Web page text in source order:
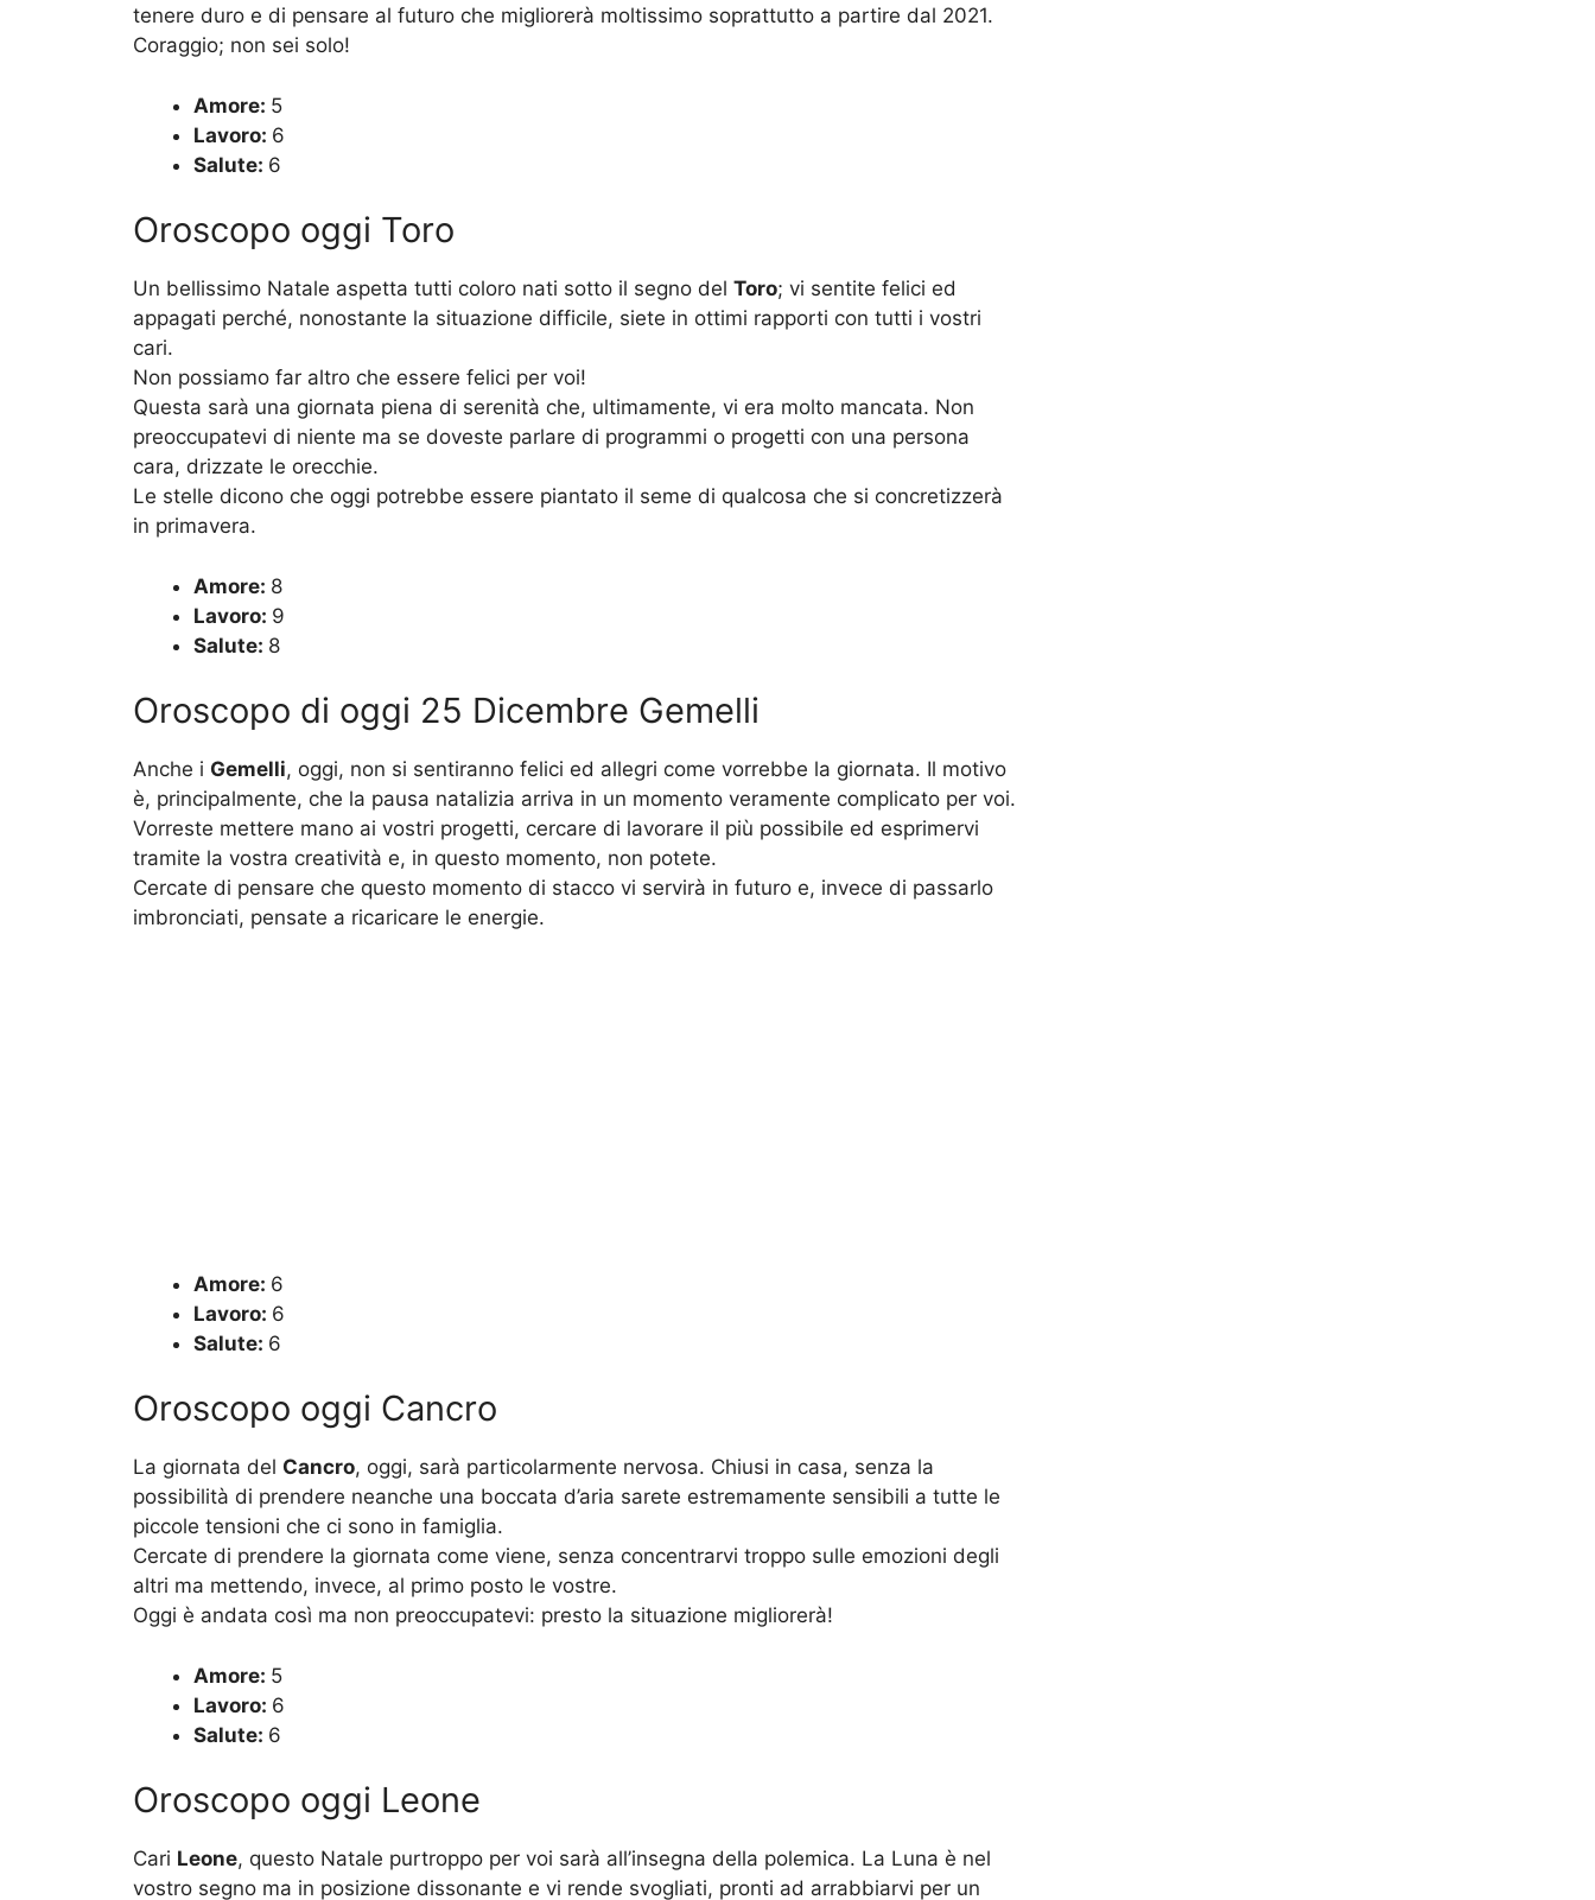
tenere duro e di pensare al futuro che migliorerà moltissimo soprattutto a partire dal 2021.
Coraggio; non sei solo!
Amore: 5
Lavoro: 6
Salute: 6
Oroscopo oggi Toro
Un bellissimo Natale aspetta tutti coloro nati sotto il segno del Toro; vi sentite felici ed
appagati perché, nonostante la situazione difficile, siete in ottimi rapporti con tutti i vostri
cari.
Non possiamo far altro che essere felici per voi!
Questa sarà una giornata piena di serenità che, ultimamente, vi era molto mancata. Non
preoccupatevi di niente ma se doveste parlare di programmi o progetti con una persona
cara, drizzate le orecchie.
Le stelle dicono che oggi potrebbe essere piantato il seme di qualcosa che si concretizzerà
in primavera.
Amore: 8
Lavoro: 9
Salute: 8
Oroscopo di oggi 25 Dicembre Gemelli
Anche i Gemelli, oggi, non si sentiranno felici ed allegri come vorrebbe la giornata. Il motivo
è, principalmente, che la pausa natalizia arriva in un momento veramente complicato per voi.
Vorreste mettere mano ai vostri progetti, cercare di lavorare il più possibile ed esprimervi
tramite la vostra creatività e, in questo momento, non potete.
Cercate di pensare che questo momento di stacco vi servirà in futuro e, invece di passarlo
imbronciati, pensate a ricaricare le energie.
Amore: 6
Lavoro: 6
Salute: 6
Oroscopo oggi Cancro
La giornata del Cancro, oggi, sarà particolarmente nervosa. Chiusi in casa, senza la
possibilità di prendere neanche una boccata d’aria sarete estremamente sensibili a tutte le
piccole tensioni che ci sono in famiglia.
Cercate di prendere la giornata come viene, senza concentrarvi troppo sulle emozioni degli
altri ma mettendo, invece, al primo posto le vostre.
Oggi è andata così ma non preoccupatevi: presto la situazione migliorerà!
Amore: 5
Lavoro: 6
Salute: 6
Oroscopo oggi Leone
Cari Leone, questo Natale purtroppo per voi sarà all’insegna della polemica. La Luna è nel
vostro segno ma in posizione dissonante e vi rende svogliati, pronti ad arrabbiarvi per un